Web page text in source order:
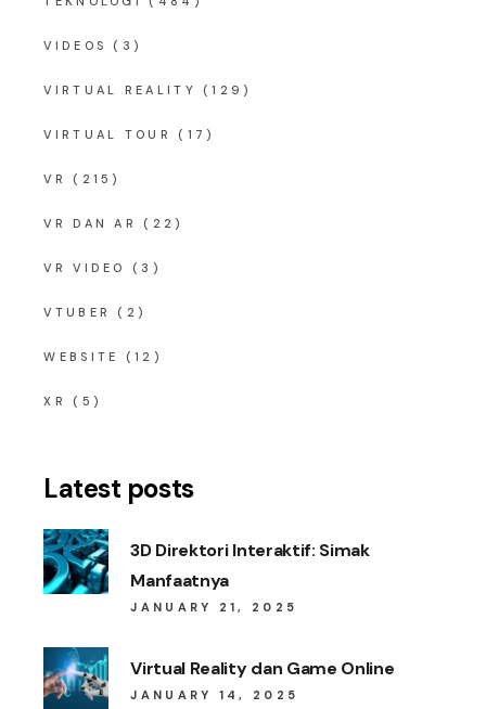
VIDEOS (3)
VIRTUAL REALITY (129)
VIRTUAL TOUR (17)
VR (215)
VR DAN AR (22)
VR VIDEO (3)
VTUBER (2)
WEBSITE (12)
XR (5)
Latest posts
3D Direktori Interaktif: Simak
Manfaatnya
JANUARY 21, 2025
Virtual Reality dan Game Online
JANUARY 14, 2025